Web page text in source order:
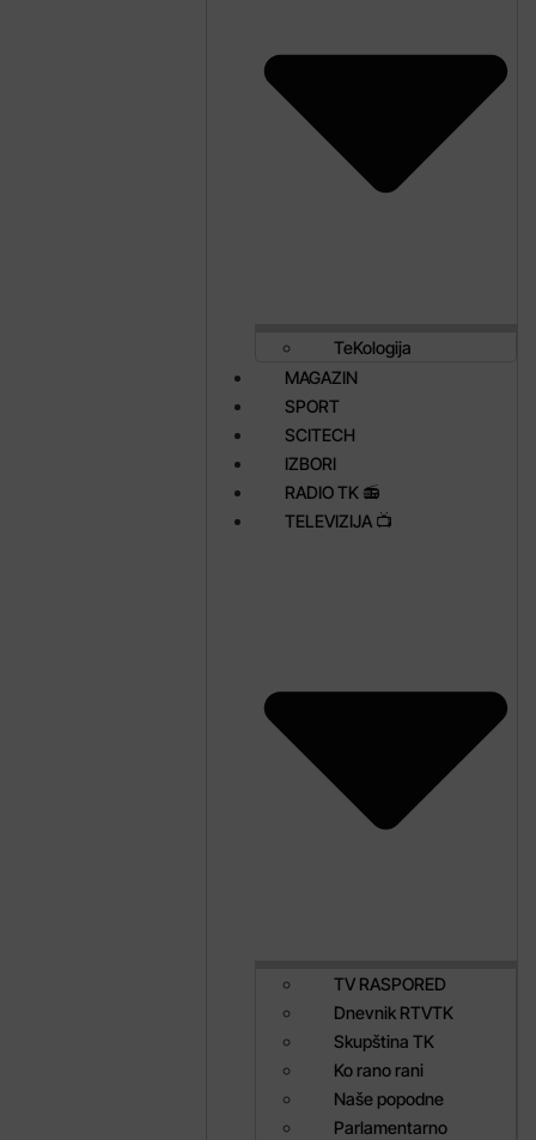
TeKologija
MAGAZIN
SPORT
SCITECH
IZBORI
RADIO TK 📻
TELEVIZIJA 📺
TV RASPORED
Dnevnik RTVTK
Skupština TK
Ko rano rani
Naše popodne
Parlamentarno